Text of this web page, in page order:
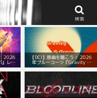
ング部の顧問室
2026
』レパ
【DCI】原曲を聴こう！ 2026
年ブルーコーツ『Gravity &
Grace』レパートリー！
検索